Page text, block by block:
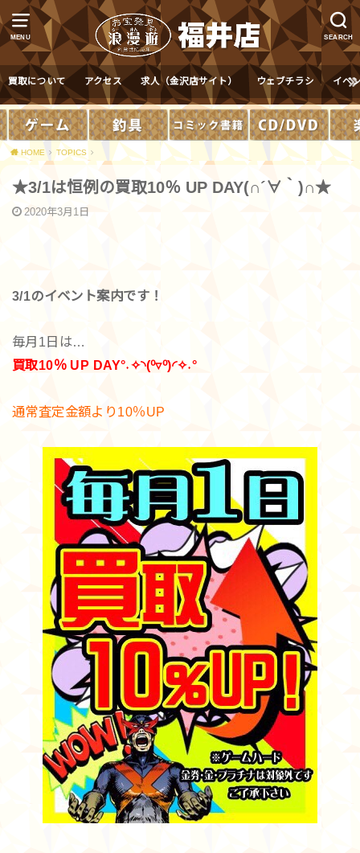
MENU SEARCH
買取について アクセス 求人（金沢店サイト） ウェブチラシ イベ
HOME TOPICS
★3/1は恒例の買取10％ UP DAY(∩´∀｀)∩★
2020年3月1日
3/1のイベント案内です！
毎月1日は…
買取10％ UP DAY°˖✧◝(⁰▿⁰)◜✧˖°
通常査定金額より10％UP